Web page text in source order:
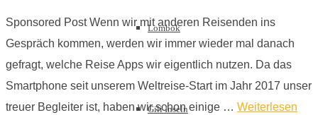
Lombok
Gili Inseln
Sponsored Post Wenn wir mit anderen Reisenden ins
Gespräch kommen, werden wir immer wieder mal danach
gefragt, welche Reise Apps wir eigentlich nutzen. Da das
Smartphone seit unserem Weltreise-Start im Jahr 2017 unser
treuer Begleiter ist, haben wir schon einige … Weiterlesen